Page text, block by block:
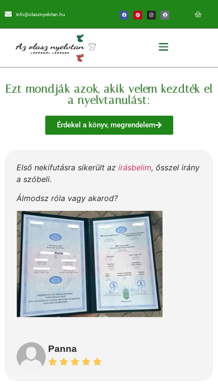
info@olasznyelvtan.hu
Ezt mondják azok, akik velem kezdték el
a nyelvtanulást:
Érdekel a könyv, megrendelem
Első nekifutásra sikerült az írásbelim, ősszel irány
a szóbeli.
Álmodsz róla vagy akarod?
Panna